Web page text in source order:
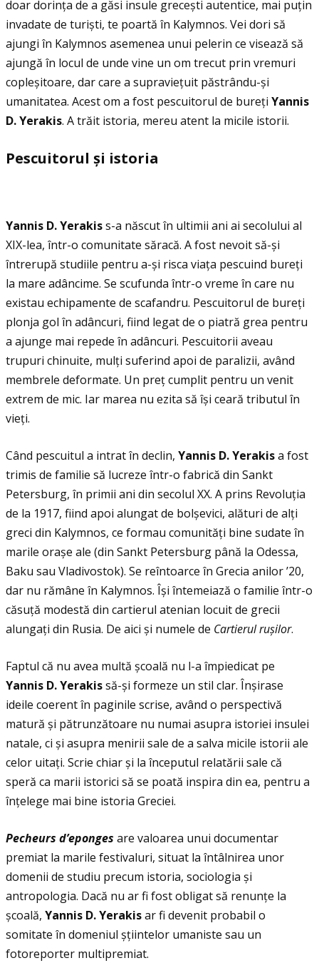
doar dorinţa de a găsi insule grecești autentice, mai puţin
invadate de turiști, te poartă în Kalymnos. Vei dori să
ajungi în Kalymnos asemenea unui pelerin ce visează să
ajungă în locul de unde vine un om trecut prin vremuri
copleșitoare, dar care a supravieţuit păstrându-și
umanitatea. Acest om a fost pescuitorul de bureţi Yannis
D. Yerakis. A trăit istoria, mereu atent la micile istorii.
Pescuitorul și istoria
Yannis D. Yerakiss-a născut în ultimii ani ai secolului al
XIX-lea, într-o comunitate săracă. A fost nevoit să-și
întrerupă studiile pentru a-și risca viaţa pescuind bureţi
la mare adâncime. Se scufunda într-o vreme în care nu
existau echipamente de scafandru. Pescuitorul de bureţi
plonja gol în adâncuri, fiind legat de o piatră grea pentru
a ajunge mai repede în adâncuri. Pescuitorii aveau
trupuri chinuite, mulţi suferind apoi de paralizii, având
membrele deformate. Un preţ cumplit pentru un venit
extrem de mic. Iar marea nu ezita să își ceară tributul în
vieţi.
Când pescuitul a intrat în declin, Yannis D. Yerakisa fost
trimis de familie să lucreze într-o fabrică din Sankt
Petersburg, în primii ani din secolul XX. A prins Revoluţia
de la 1917, fiind apoi alungat de bolșevici, alături de alţi
greci din Kalymnos, ce formau comunităţi bine sudate în
marile orașe ale (din Sankt Petersburg până la Odessa,
Baku sau Vladivostok). Se reîntoarce în Grecia anilor ’20,
dar nu rămâne în Kalymnos. Își întemeiază o familie într-o
căsuţă modestă din cartierul atenian locuit de grecii
alungaţi din Rusia. De aici și numele de Cartierul rușilor.
Faptul că nu avea multă școală nu l-a împiedicat pe
Yannis D. Yerakissă-și formeze un stil clar. Înșirase
ideile coerent în paginile scrise, având o perspectivă
matură și pătrunzătoare nu numai asupra istoriei insulei
natale, ci și asupra menirii sale de a salva micile istorii ale
celor uitaţi. Scrie chiar și la începutul relatării sale că
speră ca marii istorici să se poată inspira din ea, pentru a
înţelege mai bine istoria Greciei.
Pecheurs d’eponges are valoarea unui documentar
premiat la marile festivaluri, situat la întâlnirea unor
domenii de studiu precum istoria, sociologia și
antropologia. Dacă nu ar fi fost obligat să renunţe la
școală, Yannis D. Yerakisar fi devenit probabil o
somitate în domeniul șţiintelor umaniste sau un
fotoreporter multipremiat.